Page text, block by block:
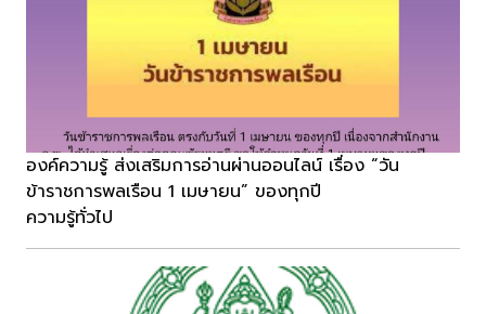
องค์ความรู้ ส่งเสริมการอ่านผ่านออนไลน์ เรื่อง “วัน
ข้าราชการพลเรือน 1 เมษายน” ของทุกปี
ความรู้ทั่วไป